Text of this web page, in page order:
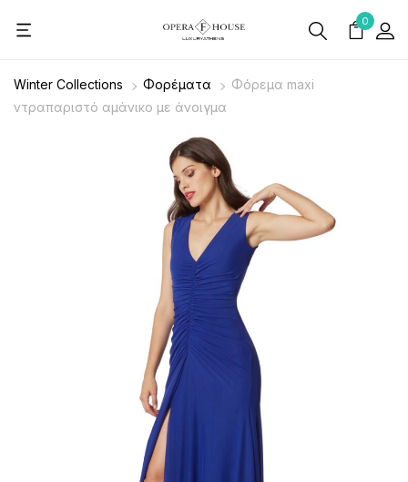
0
Winter Collections Φορέματα
Φόρεμα maxi
ντραπαριστό αμάνικο με άνοιγμα